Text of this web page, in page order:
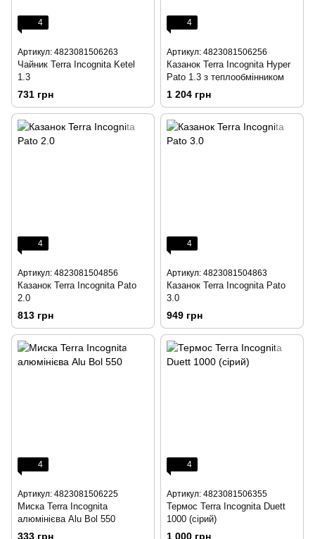
4
Артикул: 4823081506263
Чайник Terra Incognita Ketel
1.3
731 грн
4
Артикул: 4823081506256
Казанок Terra Incognita Hyper
Pato 1.3 з теплообмінником
1 204 грн
4
Артикул: 4823081504856
Казанок Terra Incognita Pato
2.0
813 грн
4
Артикул: 4823081504863
Казанок Terra Incognita Pato
3.0
949 грн
4
Артикул: 4823081506225
Миска Terra Incognita
алюмінієва Alu Bol 550
333 грн
4
Артикул: 4823081506355
Термос Terra Incognita Duett
1000 (сірий)
1 000 грн